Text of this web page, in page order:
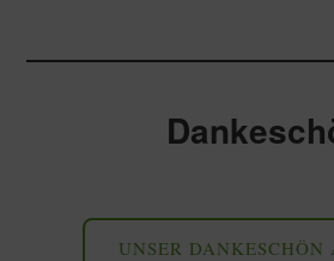
UNSER DANKESCHÖN